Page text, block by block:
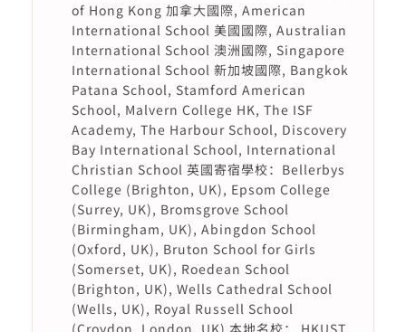
of Hong Kong 加拿大國際, American
International School 美國國際, Australian
International School 澳洲國際, Singapore
International School 新加坡國際, Bangkok
Patana School, Stamford American
School, Malvern College HK, The ISF
Academy, The Harbour School, Discovery
Bay International School, International
Christian School 英國寄宿學校：Bellerbys
College (Brighton, UK), Epsom College
(Surrey, UK), Bromsgrove School
(Birmingham, UK), Abingdon School
(Oxford, UK), Bruton School for Girls
(Somerset, UK), Roedean School
(Brighton, UK), Wells Cathedral School
(Wells, UK), Royal Russell School
(Croydon, London, UK) 本地名校： HKUST,